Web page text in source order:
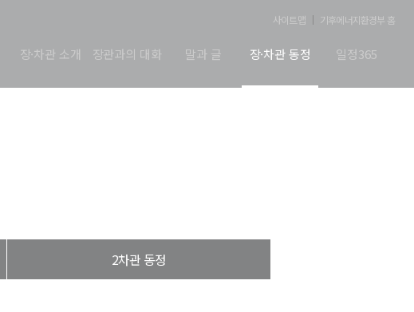
사이트맵 기후에너지환경부 홈
장·차관 소개 장관과의 대화 말과 글 장·차관 동정 일정365
2차관 동정